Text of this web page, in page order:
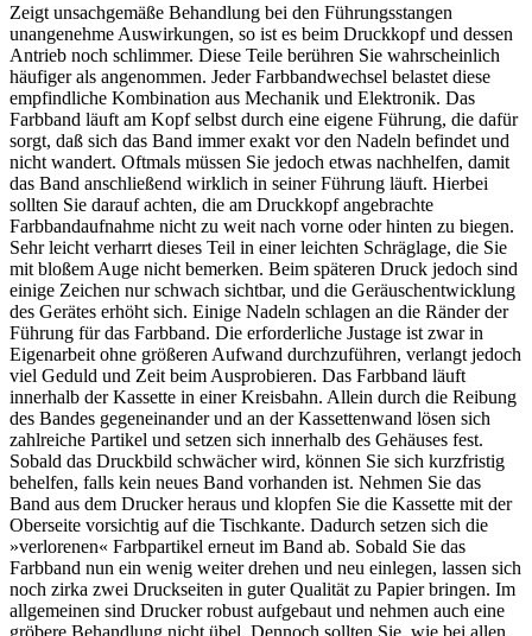
Zeigt unsachgemäße Behandlung bei den Führungsstangen
unangenehme Auswirkungen, so ist es beim Druckkopf und dessen
Antrieb noch schlimmer. Diese Teile berühren Sie wahrscheinlich
häufiger als angenommen. Jeder Farbbandwechsel belastet diese
empfindliche Kombination aus Mechanik und Elektronik. Das
Farbband läuft am Kopf selbst durch eine eigene Führung, die dafür
sorgt, daß sich das Band immer exakt vor den Nadeln befindet und
nicht wandert. Oftmals müssen Sie jedoch etwas nachhelfen, damit
das Band anschließend wirklich in seiner Führung läuft. Hierbei
sollten Sie darauf achten, die am Druckkopf angebrachte
Farbbandaufnahme nicht zu weit nach vorne oder hinten zu biegen.
Sehr leicht verharrt dieses Teil in einer leichten Schräglage, die Sie
mit bloßem Auge nicht bemerken. Beim späteren Druck jedoch sind
einige Zeichen nur schwach sichtbar, und die Geräuschentwicklung
des Gerätes erhöht sich. Einige Nadeln schlagen an die Ränder der
Führung für das Farbband. Die erforderliche Justage ist zwar in
Eigenarbeit ohne größeren Aufwand durchzuführen, verlangt jedoch
viel Geduld und Zeit beim Ausprobieren. Das Farbband läuft
innerhalb der Kassette in einer Kreisbahn. Allein durch die Reibung
des Bandes gegeneinander und an der Kassettenwand lösen sich
zahlreiche Partikel und setzen sich innerhalb des Gehäuses fest.
Sobald das Druckbild schwächer wird, können Sie sich kurzfristig
behelfen, falls kein neues Band vorhanden ist. Nehmen Sie das
Band aus dem Drucker heraus und klopfen Sie die Kassette mit der
Oberseite vorsichtig auf die Tischkante. Dadurch setzen sich die
»verlorenen« Farbpartikel erneut im Band ab. Sobald Sie das
Farbband nun ein wenig weiter drehen und neu einlegen, lassen sich
noch zirka zwei Druckseiten in guter Qualität zu Papier bringen. Im
allgemeinen sind Drucker robust aufgebaut und nehmen auch eine
gröbere Behandlung nicht übel. Dennoch sollten Sie, wie bei allen